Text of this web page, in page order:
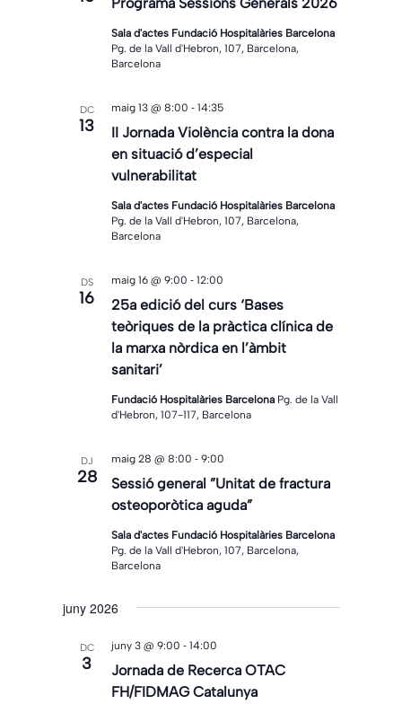
Sala d'actes Fundació Hospitalàries Barcelona
Pg. de la Vall d'Hebron, 107, Barcelona,
Barcelona
DC
13
II Jornada Violència contra la dona
en situació d’especial
vulnerabilitat
maig 13 @ 8:00 - 14:35
Sala d'actes Fundació Hospitalàries Barcelona
Pg. de la Vall d'Hebron, 107, Barcelona,
Barcelona
DS
16
25a edició del curs ‘Bases
teòriques de la pràctica clínica de
la marxa nòrdica en l’àmbit
sanitari’
maig 16 @ 9:00 - 12:00
Fundació Hospitalàries Barcelona Pg. de la Vall
d'Hebron, 107-117, Barcelona
DJ
28
Sessió general ”Unitat de fractura
osteoporòtica aguda”
maig 28 @ 8:00 - 9:00
Sala d'actes Fundació Hospitalàries Barcelona
Pg. de la Vall d'Hebron, 107, Barcelona,
Barcelona
juny 2026
DC
3
Jornada de Recerca OTAC
FH/FIDMAG Catalunya
juny 3 @ 9:00 - 14:00